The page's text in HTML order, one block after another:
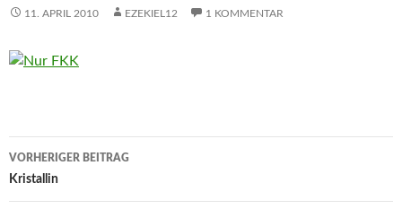
11. APRIL 2010 EZEKIEL12 1 KOMMENTAR
Beitragsnavigation
VORHERIGER BEITRAG
Kristallin